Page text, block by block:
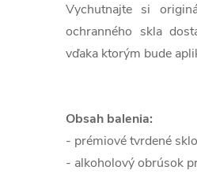
Vychutnajte si
ochranného skla
vďaka ktorým bude
Obsah balenia:
- prémiové tvrdené sklo
- alkoholový obrúsok